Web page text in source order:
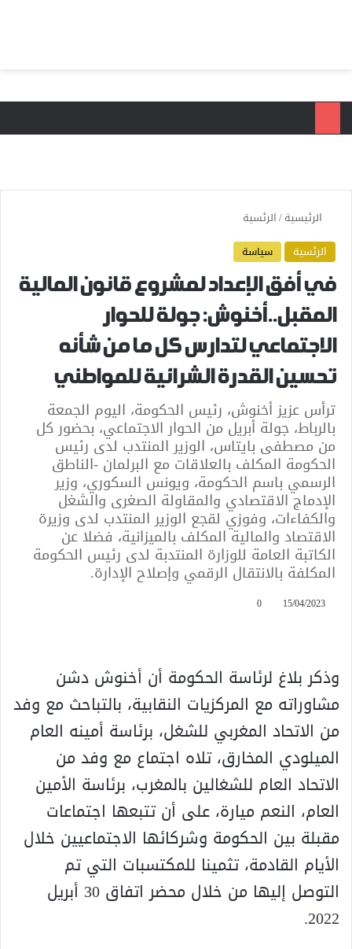
الرئيسية/الرئسية
الرئسية
سياسة
في أفق الإعداد لمشروع قانون المالية
المقبل..أخنوش: جولة للحوار
الاجتماعي لتدارس كل ما من شأنه
تحسين القدرة الشرائية للمواطني
ترأس عزيز أخنوش، رئيس الحكومة، اليوم الجمعة
بالرباط، جولة أبريل من الحوار الاجتماعي، بحضور كل
من مصطفى بايتاس، الوزير المنتدب لدى رئيس
الحكومة المكلف بالعلاقات مع البرلمان -الناطق
الرسمي باسم الحكومة، ويونس السكوري، وزير
الإدماج الاقتصادي والمقاولة الصغرى والشغل
والكفاءات، وفوزي لقجع الوزير المنتدب لدى وزيرة
الاقتصاد والمالية المكلف بالميزانية، فضلا عن
الكاتبة العامة للوزارة المنتدبة لدى رئيس الحكومة
المكلفة بالانتقال الرقمي وإصلاح الإدارة.
15/04/2023
0
وذكر بلاغ لرئاسة الحكومة أن أخنوش دشن
مشاوراته مع المركزيات النقابية، بالتباحث مع وفد
من الاتحاد المغربي للشغل، برئاسة أمينه العام
الميلودي المخارق، تلاه اجتماع مع وفد من
الاتحاد العام للشغالين بالمغرب، برئاسة الأمين
العام، النعم ميارة، على أن تتبعها اجتماعات
مقبلة بين الحكومة وشركائها الاجتماعيين خلال
الأيام القادمة، تثمينا للمكتسبات التي تم
التوصل إليها من خلال محضر اتفاق 30 أبريل
2022.